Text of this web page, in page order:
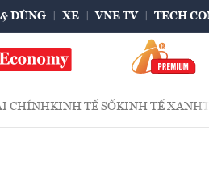
DÙNG XE VNE TV TECH
CHÍNHKINH TẾ SỐKINH TẾ XANH